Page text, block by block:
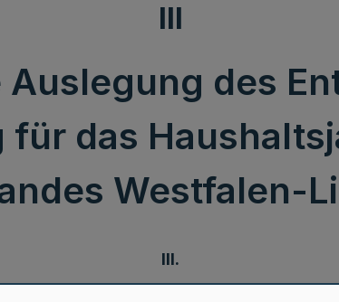
III
des
das
Westfalen-
III.